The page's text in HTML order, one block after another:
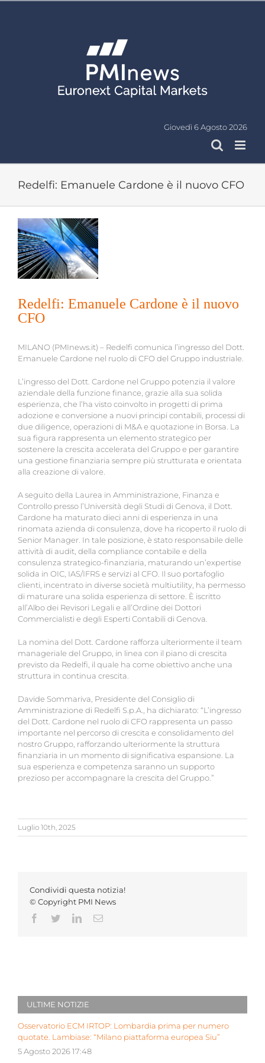
Giovedì 6 Agosto 2026
Redelfi: Emanuele Cardone è il nuovo CFO
Ingrandisci
immagine
Redelfi: Emanuele Cardone è il nuovo
CFO
MILANO (PMInews.it) – Redelfi comunica l’ingresso del Dott.
Emanuele Cardone nel ruolo di CFO del Gruppo industriale.
L’ingresso del Dott. Cardone nel Gruppo potenzia il valore
aziendale della funzione finance, grazie alla sua solida
esperienza, che l’ha visto coinvolto in progetti di prima
adozione e conversione a nuovi principi contabili, processi di
due diligence, operazioni di M&A e quotazione in Borsa. La
sua figura rappresenta un elemento strategico per
sostenere la crescita accelerata del Gruppo e per garantire
una gestione finanziaria sempre più strutturata e orientata
alla creazione di valore.
A seguito della Laurea in Amministrazione, Finanza e
Controllo presso l’Università degli Studi di Genova, il Dott.
Cardone ha maturato dieci anni di esperienza in una
rinomata azienda di consulenza, dove ha ricoperto il ruolo di
Senior Manager. In tale posizione, è stato responsabile delle
attività di audit, della compliance contabile e della
consulenza strategico-finanziaria, maturando un’expertise
solida in OIC, IAS/IFRS e servizi al CFO. Il suo portafoglio
clienti, incentrato in diverse società multiutility, ha permesso
di maturare una solida esperienza di settore. È iscritto
all’Albo dei Revisori Legali e all’Ordine dei Dottori
Commercialisti e degli Esperti Contabili di Genova.
La nomina del Dott. Cardone rafforza ulteriormente il team
manageriale del Gruppo, in linea con il piano di crescita
previsto da Redelfi, il quale ha come obiettivo anche una
struttura in continua crescita.
Davide Sommariva, Presidente del Consiglio di
Amministrazione di Redelfi S.p.A., ha dichiarato: “L’ingresso
del Dott. Cardone nel ruolo di CFO rappresenta un passo
importante nel percorso di crescita e consolidamento del
nostro Gruppo, rafforzando ulteriormente la struttura
finanziaria in un momento di significativa espansione. La
sua esperienza e competenza saranno un supporto
prezioso per accompagnare la crescita del Gruppo.”
Luglio 10th, 2025
Condividi questa notizia!
© Copyright PMI News
Facebook
TwitterLinkedInEmail
ULTIME NOTIZIE
Osservatorio ECM IRTOP: Lombardia prima per numero
quotate. Lambiase: “Milano piattaforma europea Siu”
5 Agosto 2026 17:48